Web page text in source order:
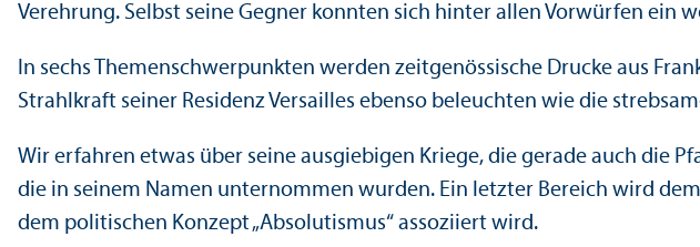
Verehrung. Selbst seine Gegner konnten sich hinter allen Vorwürfen
In sechs Themenschwerpunkten werden zeitgenössische Drucke aus
Strahlkraft seiner Residenz Versailles ebenso beleuchten wie die
Wir erfahren etwas über seine ausgiebigen Kriege, die gerade auch die
die in seinem Namen unternommen wurden. Ein letzter Bereich wird
dem politischen Konzept „Absolutismus“ assoziiert wird.